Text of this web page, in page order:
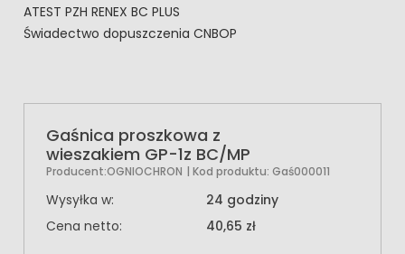
ATEST PZH RENEX BC PLUS
Świadectwo dopuszczenia CNBOP
Gaśnica proszkowa z
wieszakiem GP-1z BC/MP
Producent:OGNIOCHRON | Kod produktu: Gaś000011
Wysyłka w:
24 godziny
Cena netto:
40,65 zł